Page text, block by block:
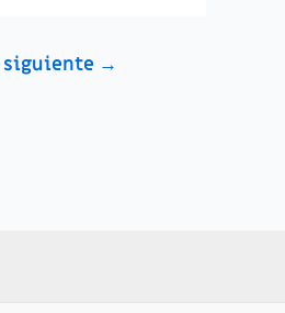
siguiente →